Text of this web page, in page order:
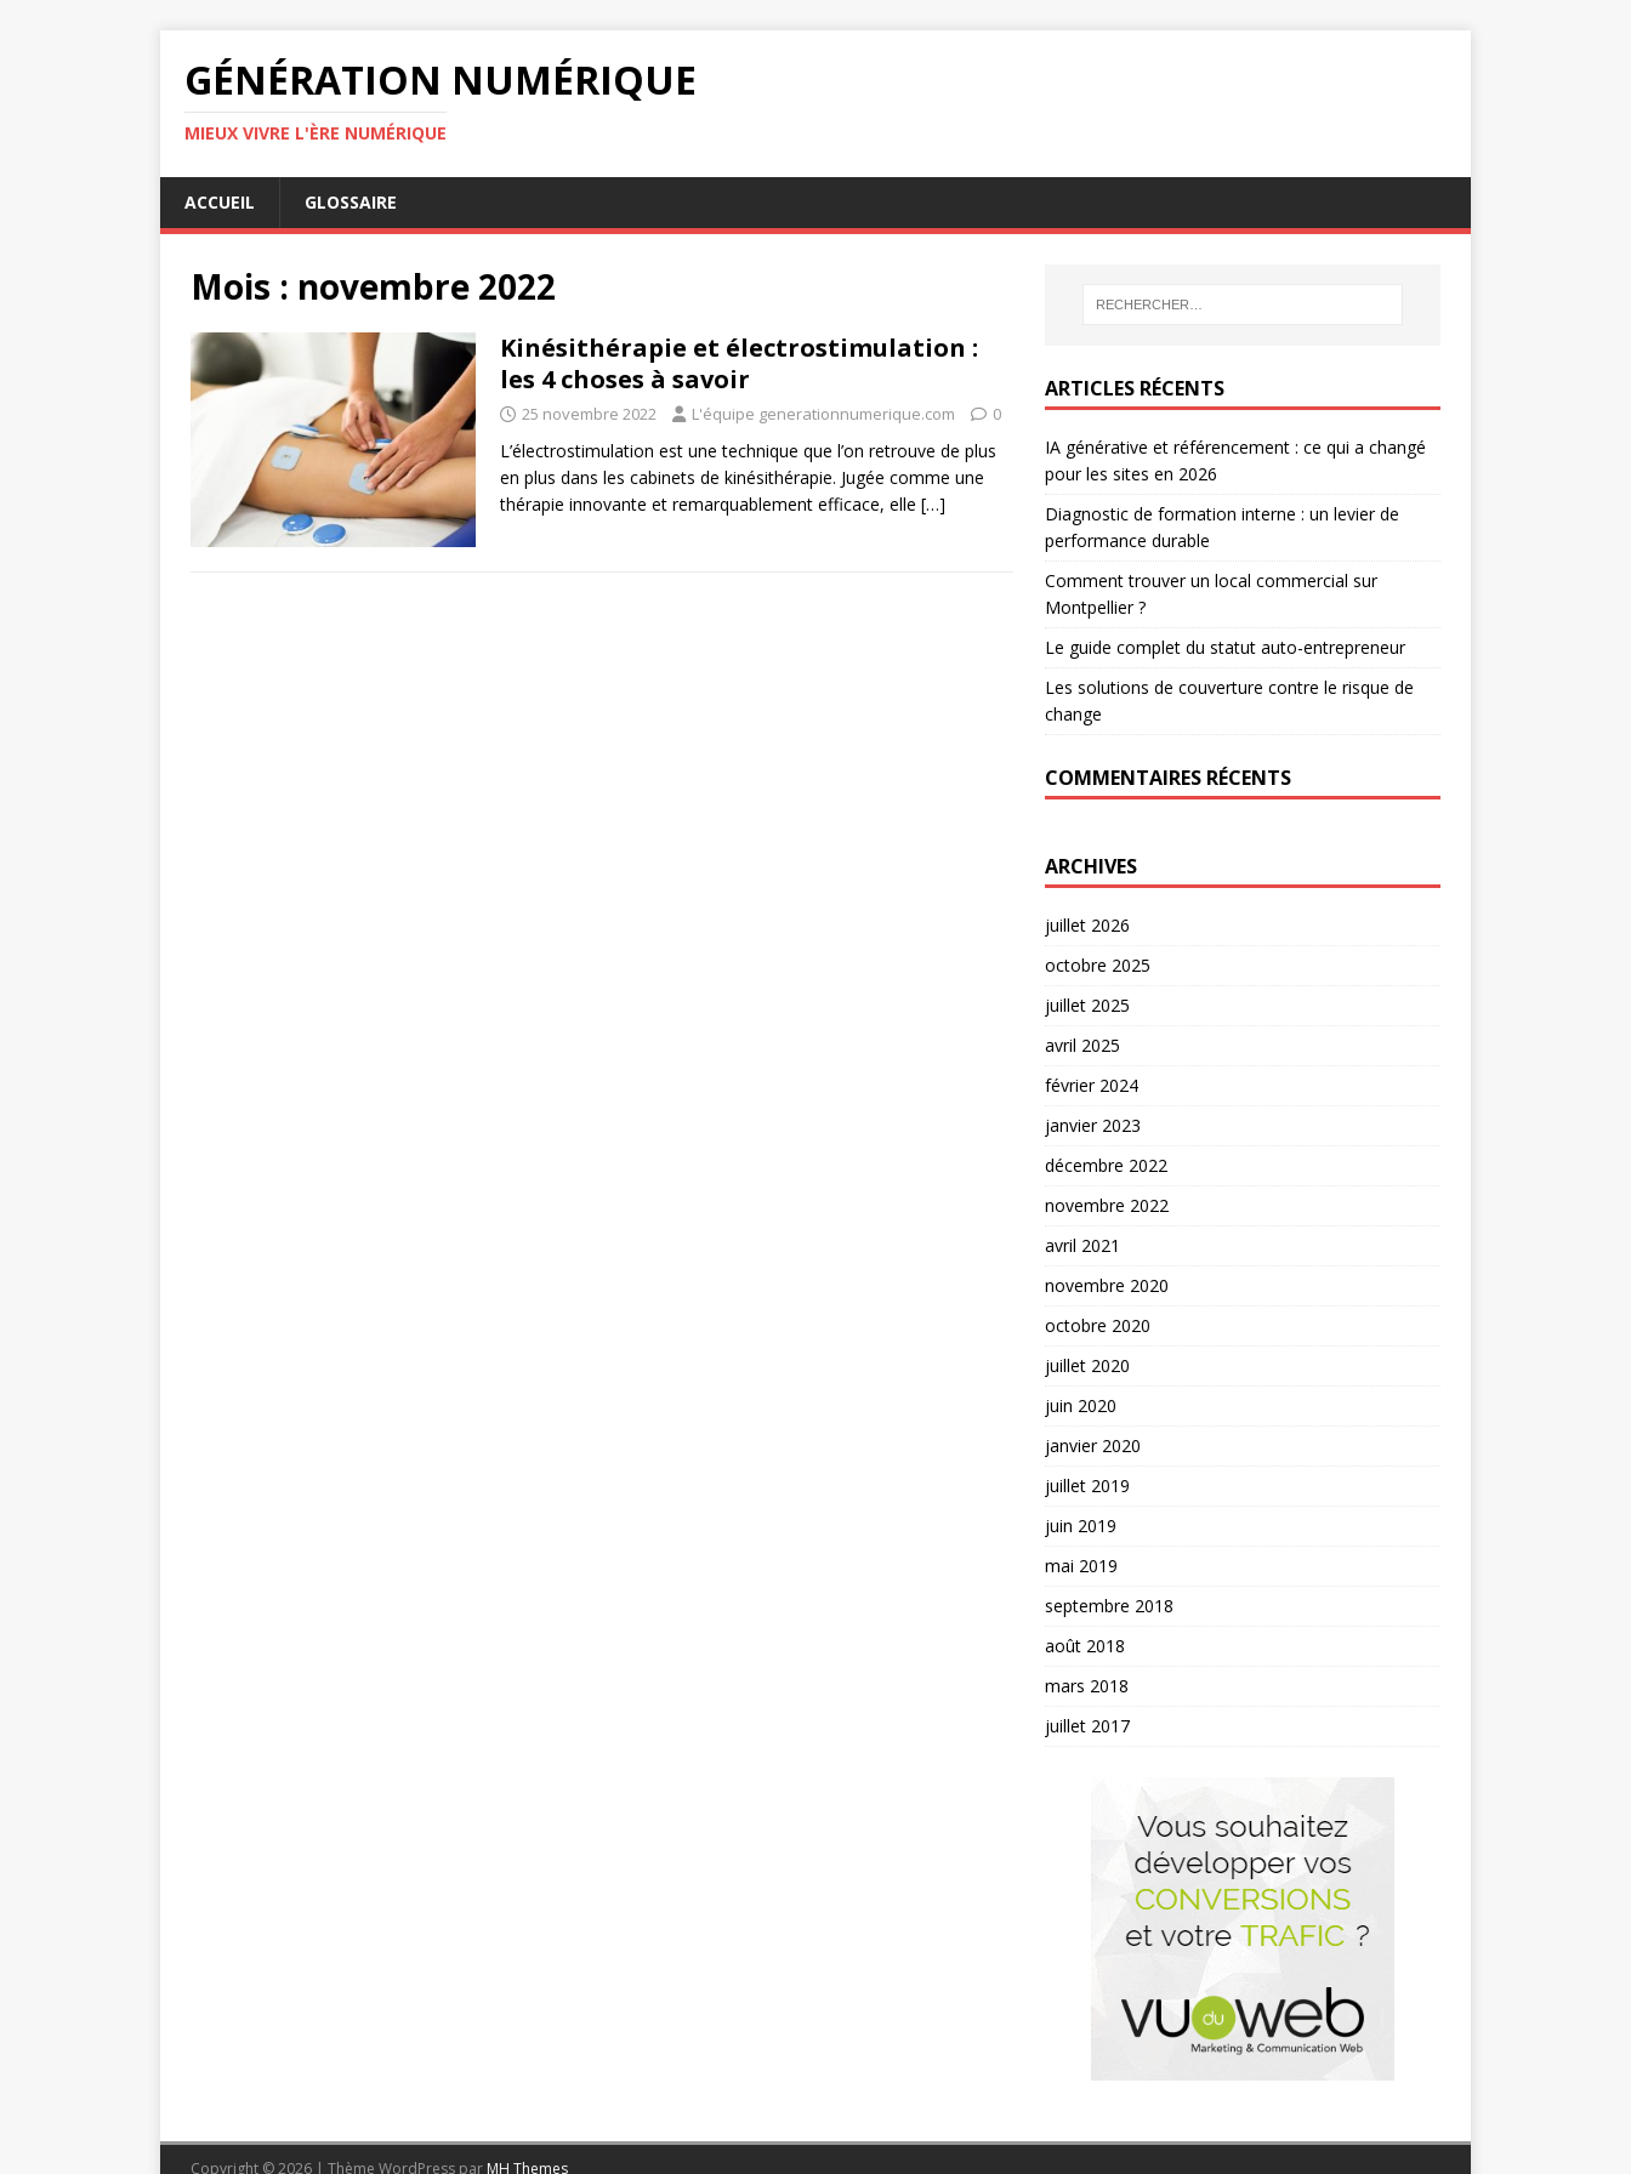
GÉNÉRATION NUMÉRIQUE
MIEUX VIVRE L'ÈRE NUMÉRIQUE
ACCUEIL GLOSSAIRE
Mois : novembre 2022
Kinésithérapie et électrostimulation :
les 4 choses à savoir
25 novembre 2022 L'équipe generationnumerique.com 0
L’électrostimulation est une technique que l’on retrouve de plus
en plus dans les cabinets de kinésithérapie. Jugée comme une
thérapie innovante et remarquablement efficace, elle […]
ARTICLES RÉCENTS
IA générative et référencement : ce qui a changé
pour les sites en 2026
Diagnostic de formation interne : un levier de
performance durable
Comment trouver un local commercial sur
Montpellier ?
Le guide complet du statut auto-entrepreneur
Les solutions de couverture contre le risque de
change
COMMENTAIRES RÉCENTS
ARCHIVES
juillet 2026
octobre 2025
juillet 2025
avril 2025
février 2024
janvier 2023
décembre 2022
novembre 2022
avril 2021
novembre 2020
octobre 2020
juillet 2020
juin 2020
janvier 2020
juillet 2019
juin 2019
mai 2019
septembre 2018
août 2018
mars 2018
juillet 2017
Copyright © 2026 | Thème WordPress par MH Themes